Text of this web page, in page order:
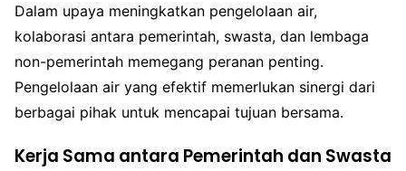
Dalam upaya meningkatkan pengelolaan air,
kolaborasi antara pemerintah, swasta, dan lembaga
non-pemerintah memegang peranan penting.
Pengelolaan air yang efektif memerlukan sinergi dari
berbagai pihak untuk mencapai tujuan bersama.
Kerja Sama antara Pemerintah dan Swasta